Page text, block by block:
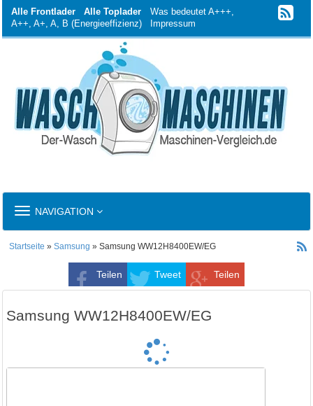
Alle Frontlader Alle Toplader
Was bedeutet A+++,
A++, A+, A, B (Energieeffizienz)
Impressum
TOGGLE
NAVIGATION
Startseite » Samsung » Samsung WW12H8400EW/EG
Teilen Tweet Teilen
Samsung WW12H8400EW/EG